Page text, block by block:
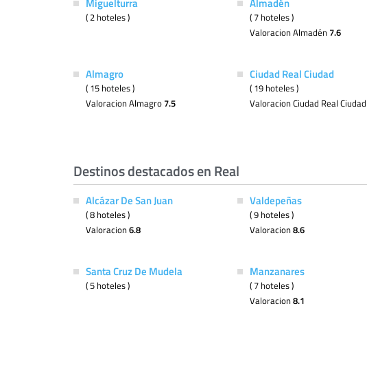
( 2 hoteles )
( 7 hoteles )
Valoracion Almadén 7.6
Almagro
( 15 hoteles )
Valoracion Almagro 7.5
Ciudad Real Ciudad
( 19 hoteles )
Valoracion Ciudad Real Ciudad
Destinos destacados en Real
Alcázar De San Juan
( 8 hoteles )
Valoracion6.8
Valdepeñas
( 9 hoteles )
Valoracion8.6
Santa Cruz De Mudela
( 5 hoteles )
Manzanares
( 7 hoteles )
Valoracion8.1